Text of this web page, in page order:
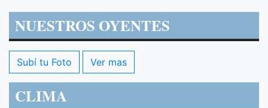
NUESTROS OYENTES
Subí tu Foto Ver mas
CLIMA